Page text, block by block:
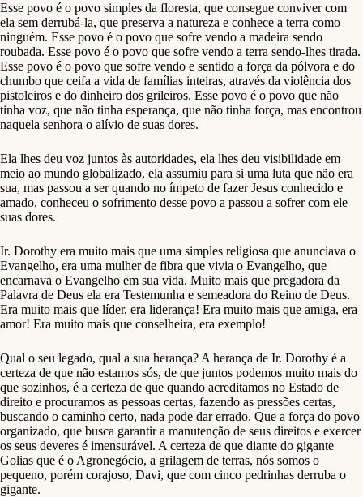
Esse povo é o povo simples da floresta, que consegue conviver com
ela sem derrubá-la, que preserva a natureza e conhece a terra como
ninguém. Esse povo é o povo que sofre vendo a madeira sendo
roubada. Esse povo é o povo que sofre vendo a terra sendo-lhes tirada.
Esse povo é o povo que sofre vendo e sentido a força da pólvora e do
chumbo que ceifa a vida de famílias inteiras, através da violência dos
pistoleiros e do dinheiro dos grileiros. Esse povo é o povo que não
tinha voz, que não tinha esperança, que não tinha força, mas encontrou
naquela senhora o alívio de suas dores.
Ela lhes deu voz juntos às autoridades, ela lhes deu visibilidade em
meio ao mundo globalizado, ela assumiu para si uma luta que não era
sua, mas passou a ser quando no ímpeto de fazer Jesus conhecido e
amado, conheceu o sofrimento desse povo a passou a sofrer com ele
suas dores.
Ir. Dorothy era muito mais que uma simples religiosa que anunciava o
Evangelho, era uma mulher de fibra que vivia o Evangelho, que
encarnava o Evangelho em sua vida. Muito mais que pregadora da
Palavra de Deus ela era Testemunha e semeadora do Reino de Deus.
Era muito mais que líder, era liderança! Era muito mais que amiga, era
amor! Era muito mais que conselheira, era exemplo!
Qual o seu legado, qual a sua herança? A herança de Ir. Dorothy é a
certeza de que não estamos sós, de que juntos podemos muito mais do
que sozinhos, é a certeza de que quando acreditamos no Estado de
direito e procuramos as pessoas certas, fazendo as pressões certas,
buscando o caminho certo, nada pode dar errado. Que a força do povo
organizado, que busca garantir a manutenção de seus direitos e exercer
os seus deveres é imensurável. A certeza de que diante do gigante
Golias que é o Agronegócio, a grilagem de terras, nós somos o
pequeno, porém corajoso, Davi, que com cinco pedrinhas derruba o
gigante.